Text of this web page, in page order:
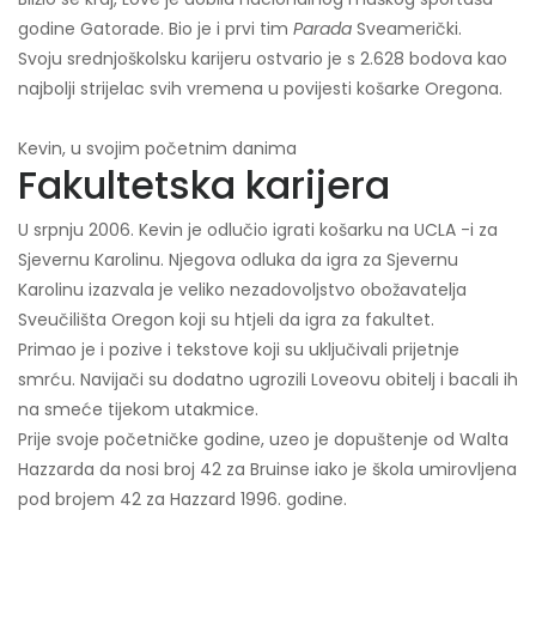
godine Gatorade. Bio je i prvi tim Parada Sveamerički.
Svoju srednjoškolsku karijeru ostvario je s 2.628 bodova kao
najbolji strijelac svih vremena u povijesti košarke Oregona.
Kevin, u svojim početnim danima
Fakultetska karijera
U srpnju 2006. Kevin je odlučio igrati košarku na UCLA -i za
Sjevernu Karolinu. Njegova odluka da igra za Sjevernu
Karolinu izazvala je veliko nezadovoljstvo obožavatelja
Sveučilišta Oregon koji su htjeli da igra za fakultet.
Primao je i pozive i tekstove koji su uključivali prijetnje
smrću. Navijači su dodatno ugrozili Loveovu obitelj i bacali ih
na smeće tijekom utakmice.
Prije svoje početničke godine, uzeo je dopuštenje od Walta
Hazzarda da nosi broj 42 za Bruinse iako je škola umirovljena
pod brojem 42 za Hazzard 1996. godine.